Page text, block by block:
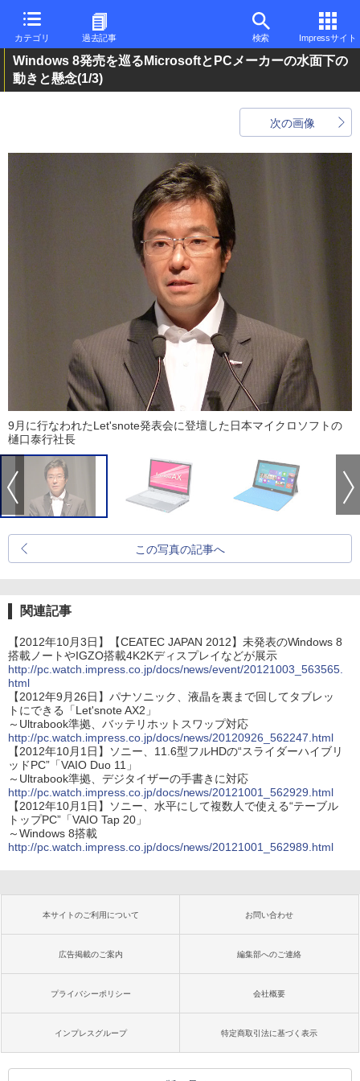
カテゴリ 過去記事 検索 Impressサイト
Windows 8発売を巡るMicrosoftとPCメーカーの水面下の
動きと懸念(1/3)
次の画像
9月に行なわれたLet'snote発表会に登壇した日本マイクロソフトの
樋口泰行社長
この写真の記事へ
関連記事
【2012年10月3日】【CEATEC JAPAN 2012】未発表のWindows 8
搭載ノートやIGZO搭載4K2Kディスプレイなどが展示
http://pc.watch.impress.co.jp/docs/news/event/20121003_563565.
html
【2012年9月26日】パナソニック、液晶を裏まで回してタブレッ
トにできる「Let'snote AX2」
～Ultrabook準拠、バッテリホットスワップ対応
http://pc.watch.impress.co.jp/docs/news/20120926_562247.html
【2012年10月1日】ソニー、11.6型フルHDの“スライダーハイブリ
ッドPC”「VAIO Duo 11」
～Ultrabook準拠、デジタイザーの手書きに対応
http://pc.watch.impress.co.jp/docs/news/20121001_562929.html
【2012年10月1日】ソニー、水平にして複数人で使える“テーブル
トップPC”「VAIO Tap 20」
～Windows 8搭載
http://pc.watch.impress.co.jp/docs/news/20121001_562989.html
本サイトのご利用について お問い合わせ
広告掲載のご案内 編集部へのご連絡
プライバシーポリシー 会社概要
インプレスグループ 特定商取引法に基づく表示